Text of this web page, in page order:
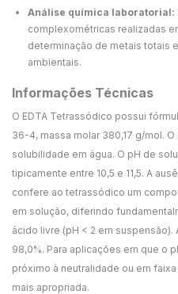
Análise química laboratorial:
complexométricas realizadas
determinação de metais totais
ambientais.
Informações Técnicas
O EDTA Tetrassódico possui
36-4, massa molar 380,17 g/mol.
solubilidade em água. O pH de
tipicamente entre 10,5 e 11,5. A
confere ao tetrassódico um
em solução, diferindo
ácido livre (pH < 2 em suspensão).
98,0%. Para aplicações em que o
próximo à neutralidade ou em
mais apropriada.